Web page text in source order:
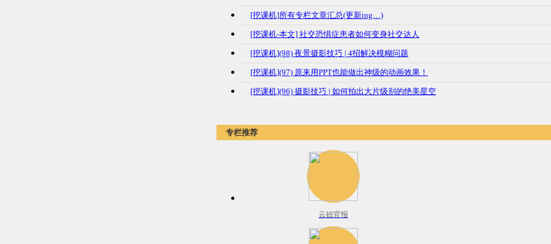
[挖课机]所有专栏文章汇总(更新ing…)
[挖课机-本文] 社交恐惧症患者如何变身社交达人
[挖课机](98) 夜景摄影技巧 | 4招解决模糊问题
[挖课机](97) 原来用PPT也能做出神级的动画效果！
[挖课机](96) 摄影技巧 | 如何拍出大片级别的绝美星空
专栏推荐
云妞官报